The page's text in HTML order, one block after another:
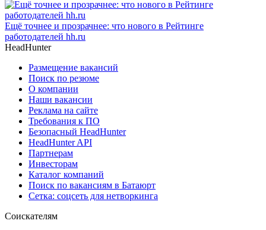
Ещё точнее и прозрачнее: что нового в Рейтинге
работодателей hh.ru
HeadHunter
Размещение вакансий
Поиск по резюме
О компании
Наши вакансии
Реклама на сайте
Требования к ПО
Безопасный HeadHunter
HeadHunter API
Партнерам
Инвесторам
Каталог компаний
Поиск по вакансиям в Батаюрт
Сетка: соцсеть для нетворкинга
Соискателям